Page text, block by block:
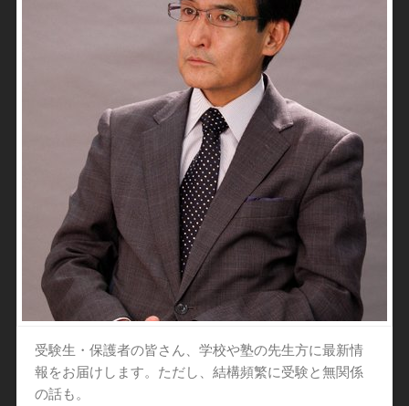
受験生・保護者の皆さん、学校や塾の先生方に最新情
報をお届けします。ただし、結構頻繁に受験と無関係
の話も。